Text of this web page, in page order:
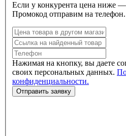
Если у конкурента цена ниже
Промокод отправим на телефон.
Нажимая на кнопку, вы даете
своих персональных данных.
конфиденциальности.